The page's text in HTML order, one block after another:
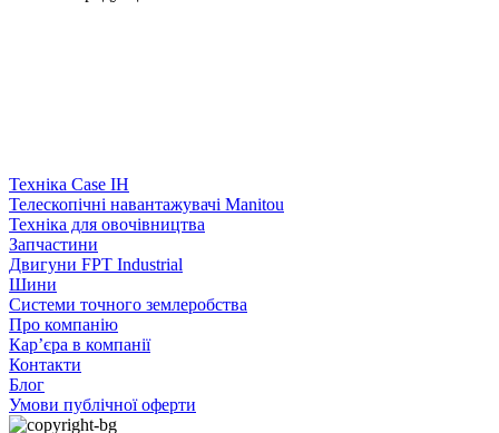
Техніка Case IH
Телескопічні навантажувачі Manitou
Техніка для овочівництва
Запчастини
Двигуни FPT Industrial
Шини
Системи точного землеробства
Про компанію
Кар’єра в компанії
Контакти
Блог
Умови публічної оферти